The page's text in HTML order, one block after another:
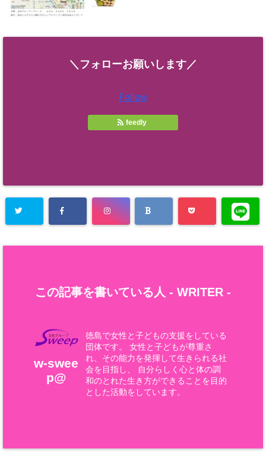
＼フォローお願いします／
Follow
feedly
この記事を書いている人 - WRITER -
w-swee
p@
徳島で女性と子どもの支援をしている
団体です。 女性と子どもが尊重さ
れ、その能力を発揮して生きられる社
会を目指し、 自分らしく心と体の調
和のとれた生き方ができることを目的
とした活動をしています。